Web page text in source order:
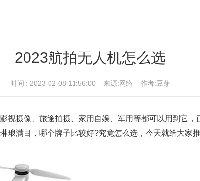
2023航拍无人机怎么选
时间 : 2023-02-08 11:56:00 来源:网络 作者:豆芽
视摄像、旅途拍摄、家用自娱、军用等都可以用到它，
琅满目，哪个牌子比较好?究竟怎么选，今天就给大家